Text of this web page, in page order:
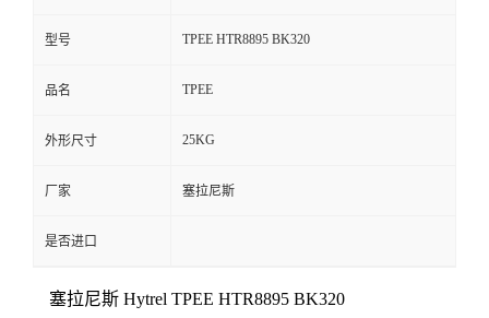
言
型号 TPEE HTR8895 BK320
品名 TPEE
外形尺寸 25KG
厂家 塞拉尼斯
是否进口
塞拉尼斯 Hytrel TPEE HTR8895 BK320